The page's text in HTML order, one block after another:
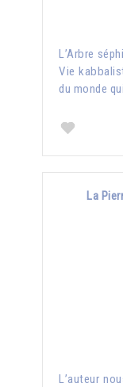
L’Arbre
Vie
du monde
La
L’auteur